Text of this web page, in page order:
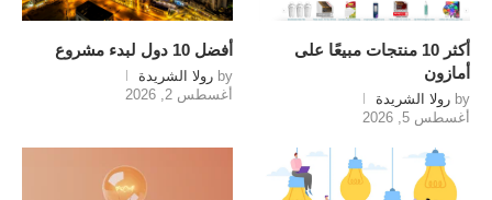
أكثر 10 منتجات مبيعًا على
أمازون
by رولا الشريدة
أغسطس 5, 2026
أفضل 10 دول لبدء مشروع
by رولا الشريدة
أغسطس 2, 2026